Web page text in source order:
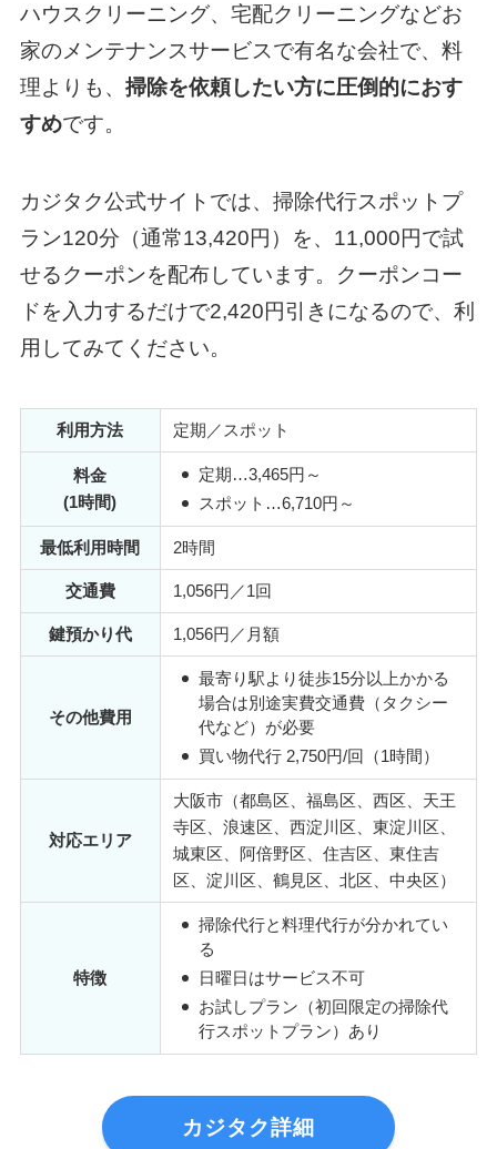
ハウスクリーニング、宅配クリーニングなどお
家のメンテナンスサービスで有名な会社で、料
理よりも、 掃除を依頼したい方に圧倒的におす
すめです。
カジタク公式サイトでは、掃除代行スポットプ
ラン120分（通常13,420円）を、11,000円で試
せるクーポンを配布しています。クーポンコー
ドを入力するだけで2,420円引きになるので、利
用してみてください。
利用方法 定期／スポット
料金
(1時間)
定期…3,465円～
スポット …6,710円～
最低利用時間 2時間
交通費 1,056円／1回
鍵預かり代 1,056円／月額
その他費用
最寄り駅より徒歩15分以上かかる
場合は別途実費交通費（タクシー
代など）が必要
買い物代行 2,750円/回（1時間）
対応エリア
大阪市（都島区、福島区、西区、天王
寺区、浪速区、西淀川区、東淀川区、
城東区、阿倍野区、住吉区、東住吉
区、淀川区、鶴見区、北区、中央区）
特徴
掃除代行と料理代行が分かれてい
る
日曜日はサービス不可
お試しプラン（初回限定の掃除代
行スポットプラン）あり
カジタク詳細